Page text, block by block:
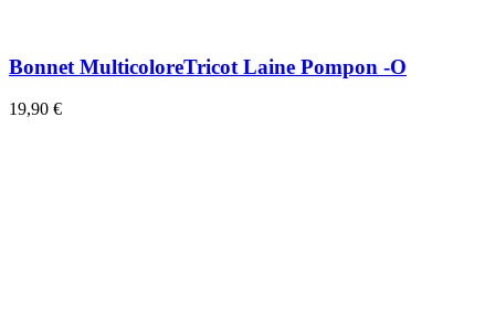
Bonnet MulticoloreTricot Laine Pompon -O
19,90 €